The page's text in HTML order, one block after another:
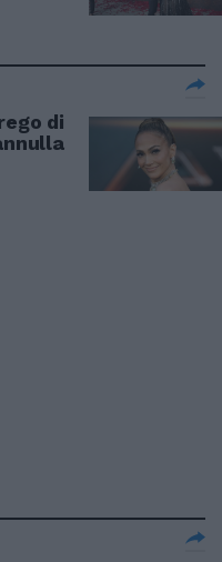
di